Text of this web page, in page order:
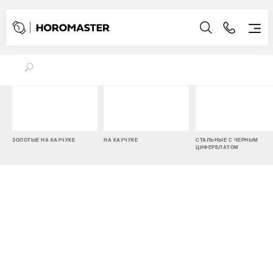
ЗОЛОТЫЕ НА КАУЧУКЕ НА КАУЧУКЕ
СТАЛЬНЫЕ С ЧЕРНЫМ
ЦИФЕРБЛАТОМ